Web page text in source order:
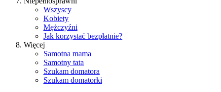
Wszyscy
Kobiety
Mężczyźni
Jak korzystać bezpłatnie?
Więcej
Samotna mama
Samotny tata
Szukam domatora
Szukam domatorki